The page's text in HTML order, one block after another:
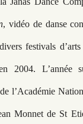
, vidéo de danse
festivals
L’année
l’Académie
Monnet de St